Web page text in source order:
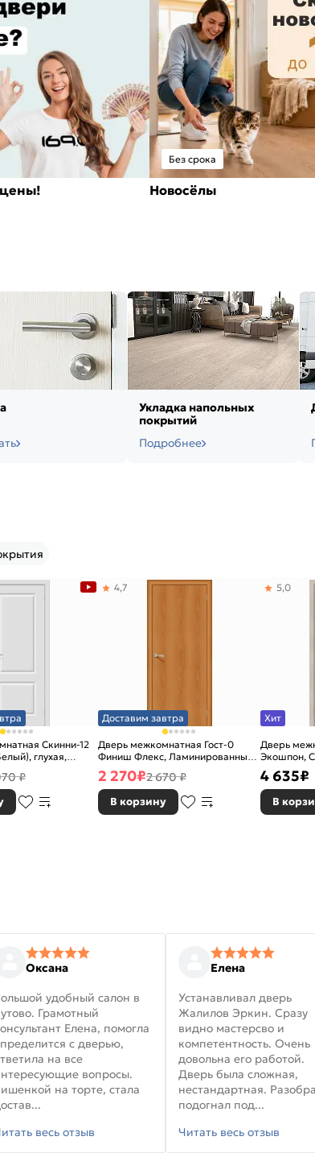
цены!
Без срока
Новосёлы
Укладка напольных
покрытий
Подробнее
Скинни-12
глухая,
₽
Доставим завтра
Дверь межкомнатная Гост-0
Финиш Флекс, Ламинированные
Л-12 (МиланОрех), глухая,
каркасно-щитовая
4,7
2 270₽2 670 ₽
В корзину
Хит
Дверь
Экошпон,
5,0
4 635₽
В
Оксана
удобный салон в
Грамотный
Елена, помогла
с дверью,
на все
вопросы.
на торте, стала
весь отзыв
Елена
Устанавливал дверь
Жалилов Эркин. Сразу
видно мастерсво и
компетентность. Очень
довольна его работой.
Дверь была сложная,
нестандартная.
подогнал под...
Читать весь отзыв